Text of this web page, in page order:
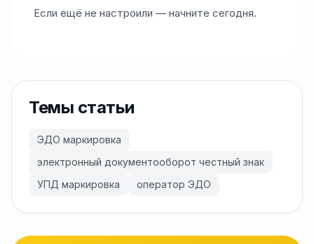
Если ещё не настроили — начните сегодня.
Темы статьи
ЭДО маркировка
электронный документооборот честный знак
УПД маркировка
оператор ЭДО